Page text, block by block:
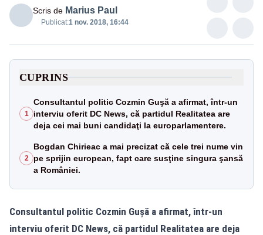
Scris de Marius Paul
Publicat:1 nov. 2018, 16:44
CUPRINS
1
Consultantul politic Cozmin Guşă a afirmat, într-un
interviu oferit DC News, că partidul Realitatea are
deja cei mai buni candidaţi la europarlamentere.
2
Bogdan Chirieac a mai precizat că cele trei nume vin
pe sprijin european, fapt care susţine singura şansă
a României.
Consultantul politic Cozmin Guşă a afirmat, într-un
interviu oferit DC News, că partidul Realitatea are deja